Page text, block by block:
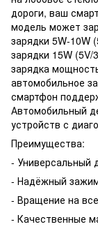
дороги, ваш
модель может
зарядки 5W-10W
зарядки 15W
зарядка
автомобильное
смартфон
Автомобильный
устройств с
Преимущества:
- Универсальный
- Надёжный
- Вращение на
- Качественные